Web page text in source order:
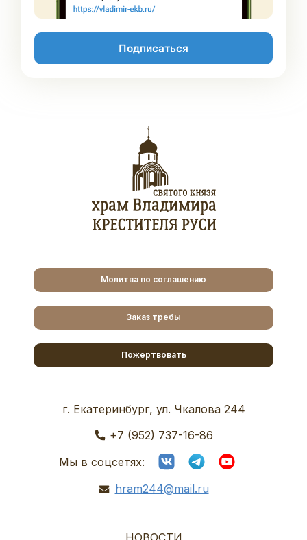
Подписаться
Молитва по соглашению
Заказ требы
Пожертвовать
г. Екатеринбург, ул. Чкалова 244
+7 (952) 737-16-86
Мы в соцсетях:
hram244@mail.ru
НОВОСТИ